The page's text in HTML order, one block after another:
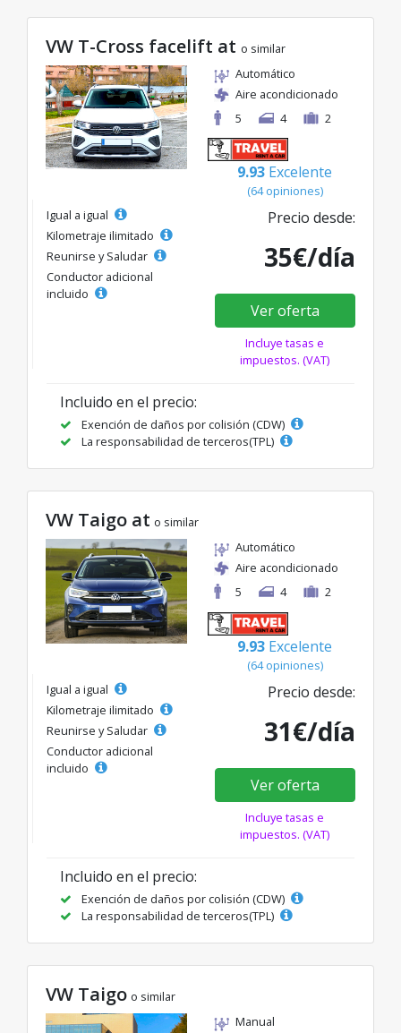
VW T-Cross facelift at o similar
Automático
Aire acondicionado
5
4 2
9.93 Excelente
(64 opiniones)
Igual a igual
Kilometraje ilimitado
Reunirse y Saludar
Conductor adicional
incluido
Precio desde:
35€/día
Ver oferta
Incluye tasas e
impuestos. (VAT)
Incluido en el precio:
Exención de daños por colisión (CDW)
La responsabilidad de terceros(TPL)
VW Taigo at o similar
Automático
Aire acondicionado
5
4 2
9.93 Excelente
(64 opiniones)
Igual a igual
Kilometraje ilimitado
Reunirse y Saludar
Conductor adicional
incluido
Precio desde:
31€/día
Ver oferta
Incluye tasas e
impuestos. (VAT)
Incluido en el precio:
Exención de daños por colisión (CDW)
La responsabilidad de terceros(TPL)
VW Taigo o similar
Manual